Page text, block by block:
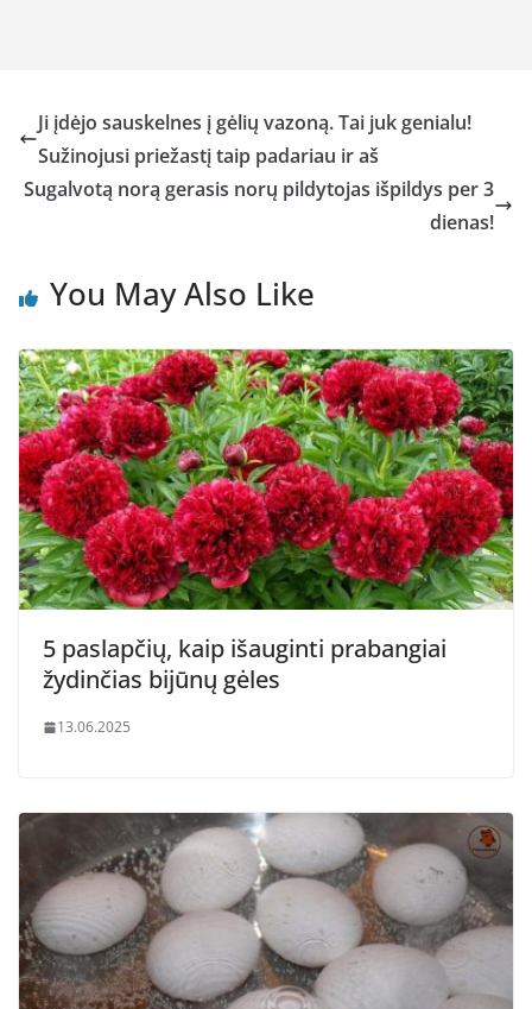
Ji įdėjo sauskelnes į gėlių vazoną. Tai juk genialu!
Sužinojusi priežastį taip padariau ir aš
Sugalvotą norą gerasis norų pildytojas išpildys per 3
dienas!
You May Also Like
5 paslapčių, kaip išauginti prabangiai
žydinčias bijūnų gėles
13.06.2025